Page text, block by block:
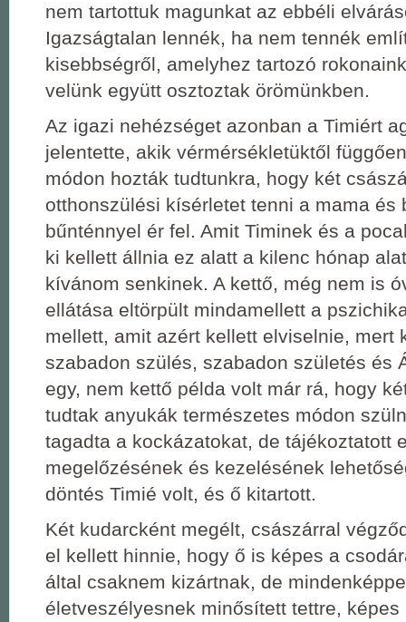
nem tartottuk magunkat az ebbéli
Igazságtalan lennék, ha nem tennék
kisebbségről, amelyhez tartozó
velünk együtt osztoztak örömünkben.
Az igazi nehézséget azonban a Timiért
jelentette, akik vérmérsékletüktől
módon hozták tudtunkra, hogy két
otthonszülési kísérletet tenni a mama és
bűnténnyel ér fel. Amit Timinek és a
ki kellett állnia ez alatt a kilenc hónap
kívánom senkinek. A kettő, még nem is
ellátása eltörpült mindamellett a
mellett, amit azért kellett elviselnie, mert
szabadon szülés, szabadon születés és
egy, nem kettő példa volt már rá, hogy
tudtak anyukák természetes módon
tagadta a kockázatokat, de tájékoztatott
megelőzésének és kezelésének
döntés Timié volt, és ő kitartott.
Két kudarcként megélt, császárral
el kellett hinnie, hogy ő is képes a
által csaknem kizártnak, de
életveszélyesnek minősített tettre, képes